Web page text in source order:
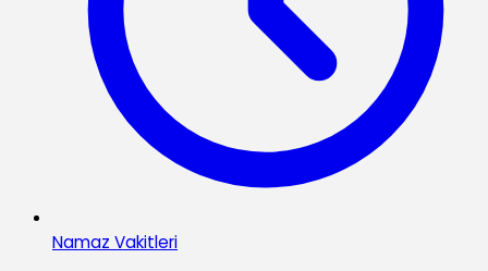
Namaz Vakitleri